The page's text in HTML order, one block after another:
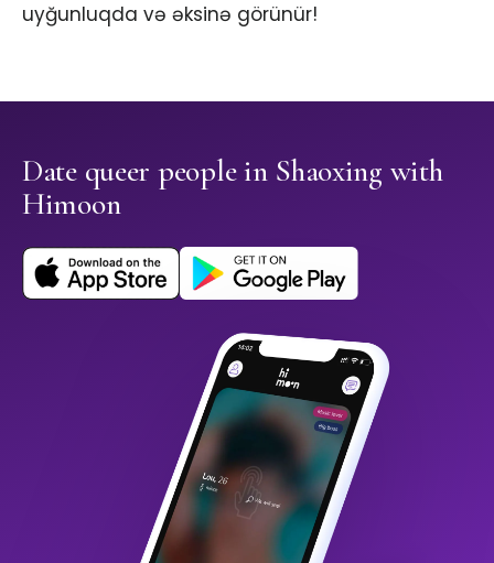
uyğunluqda və əksinə görünür!
Date queer people in Shaoxing with
Himoon